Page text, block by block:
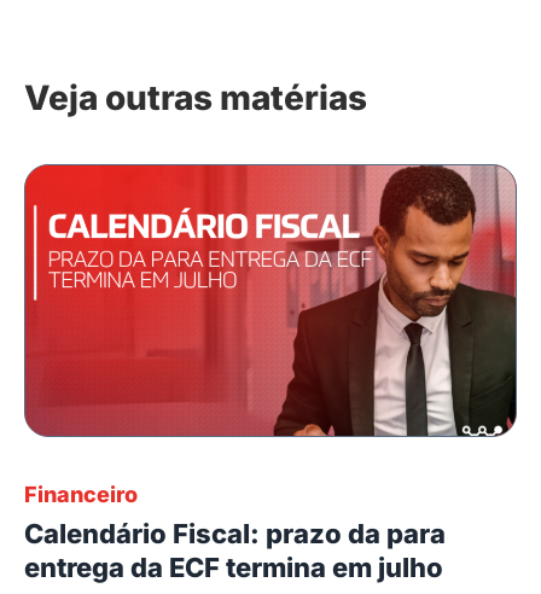
Veja outras matérias
Financeiro
Calendário Fiscal: prazo da para
entrega da ECF termina em julho